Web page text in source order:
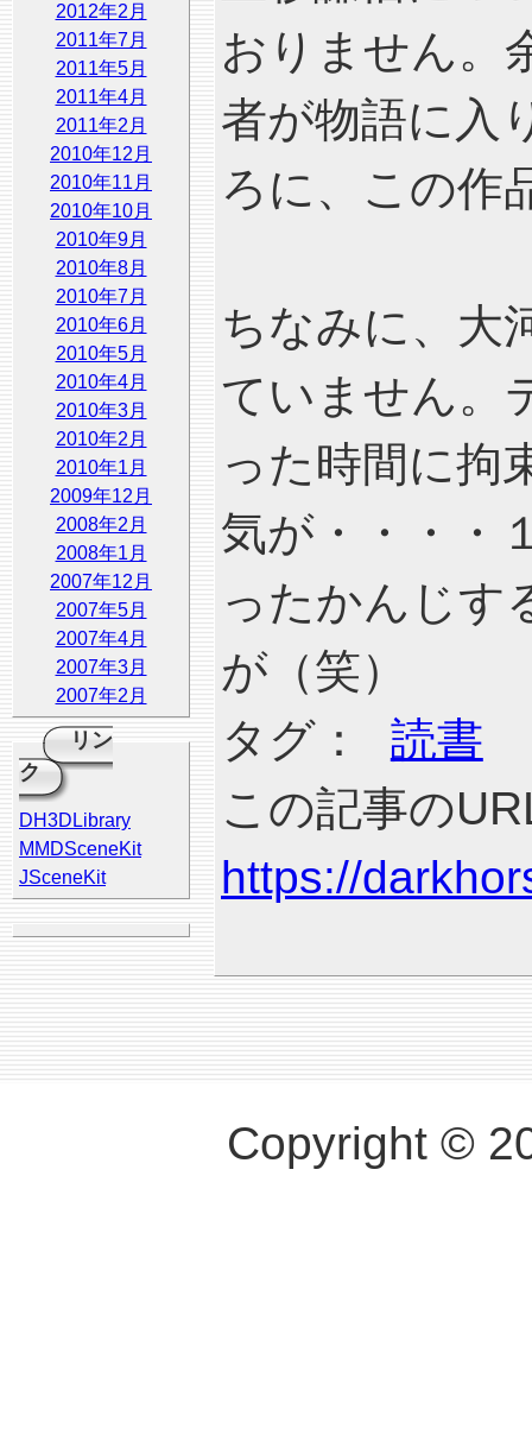
2012年2月
2011年7月
2011年5月
2011年4月
2011年2月
2010年12月
2010年11月
2010年10月
2010年9月
2010年8月
2010年7月
2010年6月
2010年5月
2010年4月
2010年3月
2010年2月
2010年1月
2009年12月
2008年2月
2008年1月
2007年12月
2007年5月
2007年4月
2007年3月
2007年2月
リン
ク
DH3DLibrary
MMDSceneKit
JSceneKit
おりません。
者が物語に入
ろに、この作
ちなみに、大
ていません。
った時間に拘
気が・・・・
ったかんじす
が（笑）
タグ：
読書
この記事の
https://
Copyright ©